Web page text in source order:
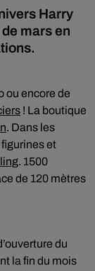
Harry
mars en
ou encore de
! La boutique
. Dans les
et
. 1500
de 120 mètres
du
la fin du mois